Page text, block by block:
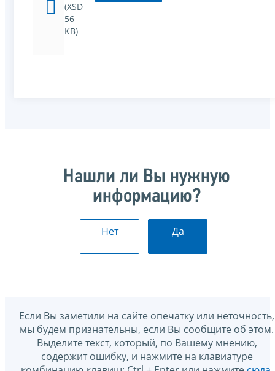
(XSD
56
KB)
Нашли ли Вы нужную
информацию?
Нет Да
Если Вы заметили на сайте опечатку или неточность,
мы будем признательны, если Вы сообщите об этом.
Выделите текст, который, по Вашему мнению,
содержит ошибку, и нажмите на клавиатуре